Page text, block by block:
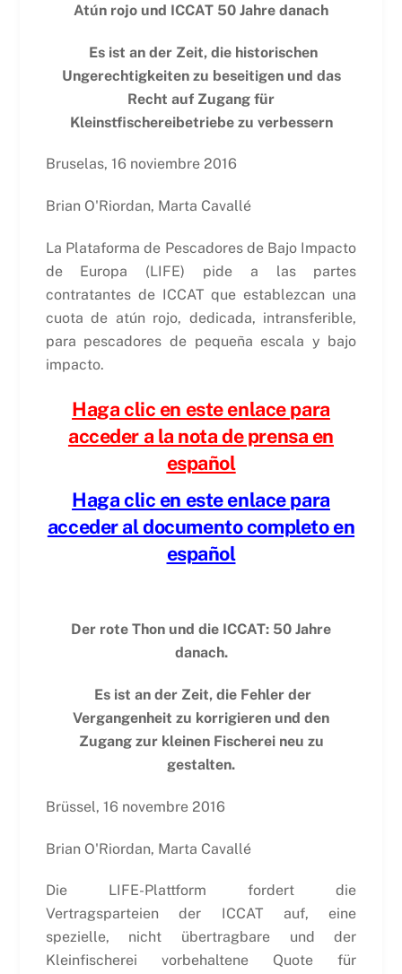
Atún rojo und ICCAT 50 Jahre danach
Es ist an der Zeit, die historischen
Ungerechtigkeiten zu beseitigen und das
Recht auf Zugang für
Kleinstfischereibetriebe zu verbessern
Bruselas, 16 noviembre 2016
Brian O'Riordan, Marta Cavallé
La Plataforma de Pescadores de Bajo Impacto
de Europa (LIFE) pide a las partes
contratantes de ICCAT que establezcan una
cuota de atún rojo, dedicada, intransferible,
para pescadores de pequeña escala y bajo
impacto.
Haga clic en este enlace para
acceder a la nota de prensa en
español
Haga clic en este enlace para
acceder al documento completoen
español
Der rote Thon und die ICCAT: 50 Jahre
danach.
Es ist an der Zeit, die Fehler der
Vergangenheit zu korrigieren und den
Zugang zur kleinen Fischerei neu zu
gestalten.
Brüssel, 16 novembre 2016
Brian O'Riordan, Marta Cavallé
Die LIFE-Plattform fordert die
Vertragsparteien der ICCAT auf, eine
spezielle, nicht übertragbare und der
Kleinfischerei vorbehaltene Quote für